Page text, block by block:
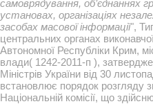
самоврядування, об’єднаннях
установах, організаціях
засобах масової інформації",
центральних органах
Автономної Республіки Крим,
влади( 1242-2011-п ),
Міністрів України від 30
встановлює порядок розгляду
Національній комісії, що